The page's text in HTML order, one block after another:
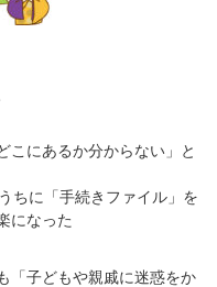
こにあるか分からない」と
ちに「手続きファイル」を
になった
「子どもや親戚に迷惑をか